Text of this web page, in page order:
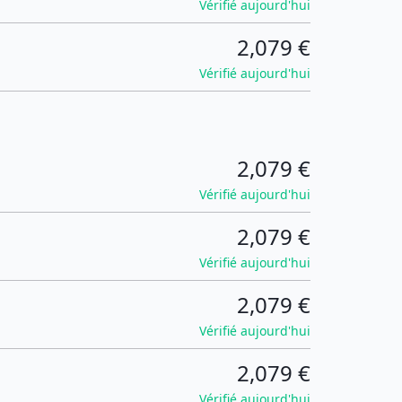
Vérifié aujourd'hui
2,079 €
Vérifié aujourd'hui
2,079 €
Vérifié aujourd'hui
2,079 €
Vérifié aujourd'hui
2,079 €
Vérifié aujourd'hui
2,079 €